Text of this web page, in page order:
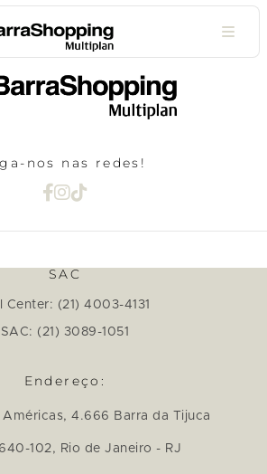
nos nas redes!
SAC
Center: (21) 4003-4131
SAC: (21) 3089-1051
Endereço:
4.666 Barra da Tijuca
102, Rio de Janeiro - RJ